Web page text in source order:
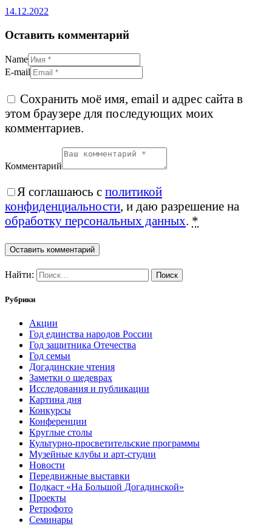
14.12.2022
Оставить комментарий
Name
E-mail
Сохранить моё имя, email и адрес сайта в
этом браузере для последующих моих
комментариев.
Комментарий
Я соглашаюсь с политикой
конфиденциальности, и даю разрешение на
обработку персональных данных. *
Найти:
Рубрики
Акции
Год единства народов России
Год защитника Отечества
Год семьи
Догадинские чтения
Заметки о шедеврах
Исследования и публикации
Картина дня
Конкурсы
Конференции
Круглые столы
Культурно-просветительские программы
Музейные клубы и арт-студии
Новости
Передвижные выставки
Подкаст «На Большой Догадинской»
Проекты
Ретрофото
Семинары